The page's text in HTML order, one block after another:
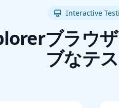
Interactive
ブラウザ
ブなテ